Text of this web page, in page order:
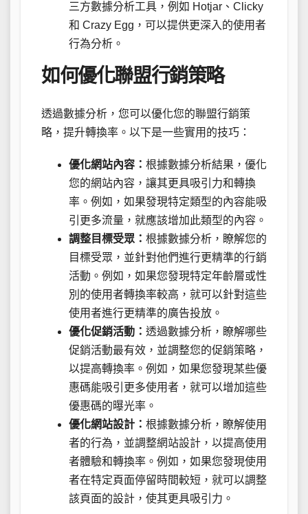
三方數據分析工具，例如 Hotjar、Clicky
和 Crazy Egg，可以提供更深入的使用者
行為分析。
如何優化聯盟行銷策略
透過數據分析，您可以優化您的聯盟行銷策
略，提升轉換率。以下是一些實用的技巧：
優化網站內容： 根據數據分析結果，優化
您的網站內容，讓其更具吸引力和轉換
率。例如，如果發現特定類型的內容能吸
引更多流量，就應該增加此類型的內容。
調整目標受眾： 根據數據分析，瞭解您的
目標受眾，並針對他們進行更精準的行銷
活動。例如，如果您發現特定年齡層或性
別的使用者轉換率較高，就可以針對這些
使用者進行更精準的廣告投放。
優化促銷活動： 透過數據分析，瞭解哪些
促銷活動最有效，並調整您的促銷策略，
以提高轉換率。例如，如果您發現某些優
惠碼能吸引更多使用者，就可以增加這些
優惠碼的曝光率。
優化網站設計： 根據數據分析，瞭解使用
者的行為，並調整網站設計，以提高使用
者體驗和轉換率。例如，如果您發現使用
者在特定頁面停留時間較短，就可以調整
該頁面的設計，使其更具吸引力。